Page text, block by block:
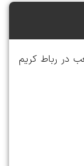
در رباط کریم